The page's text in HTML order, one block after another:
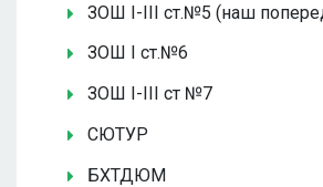
ЗОШ І-ІІІ ст.№5 (наш
ЗОШ І ст.№6
ЗОШ І-ІІІ ст №7
СЮТУР
БХТДЮМ